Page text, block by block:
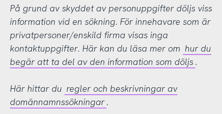
På grund av skyddet av personuppgifter döljs viss
information vid en sökning. För innehavare som är
privatpersoner/enskild firma visas inga
kontaktuppgifter. Här kan du läsa mer om hur du
begär att ta del av den information som döljs .
Här hittar du regler och beskrivningar av
domännamnssökningar .